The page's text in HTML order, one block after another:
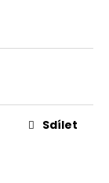
Sdílet